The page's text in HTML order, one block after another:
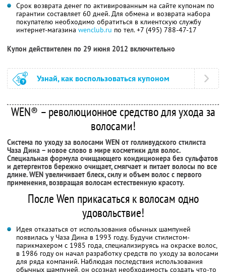
Срок возврата денег по активированным на сайте купонам по
гарантии составляет 60 дней. Для обмена и возврата набора
покупателю необходимо обратиться в клиентскую службу
интернет-магазина wenclub.ru по тел. +7 (495) 788-47-17
Купон действителен по 29 июня 2012 включительно
Узнай, как воспользоваться купоном
WEN® – революционное средство для ухода за
волосами!
Система по уходу за волосами WEN от голливудского стилиста
Чаза Дина – новое слово в мире косметики для волос.
Специальная формула очищающего кондиционера без сульфатов
и детергентов бережно очищает, смягчает и питает волосы по все
длине. WEN увеличивает блеск, силу и объем волос с первого
применения, возвращая волосам естественную красоту.
После Wen прикасаться к волосам одно
удовольствие!
Идея отказаться от использования обычных шампуней
появилась у Чаза Дина в 1993 году. Будучи стилистом-
парикмахером с 1985 года, специализируясь на окраске волос,
в 1986 году он начал разработку средств по уходу за волосами
для ряда компаний. Наблюдая последствия использования
обычных шампуней, он осознал необходимость создать что-то